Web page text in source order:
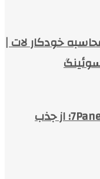
خودکار لات |
خدمات شبکه‌های اجتماعی 7Panel؛ از جذب